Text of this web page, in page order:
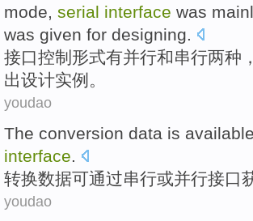
mode, serial interface was
was given for designing.
接口控制 形式有并行和串行两种
出设计实例 。
youdao
The conversion data is
interface.
转换数据可通过串行或并行接口
youdao